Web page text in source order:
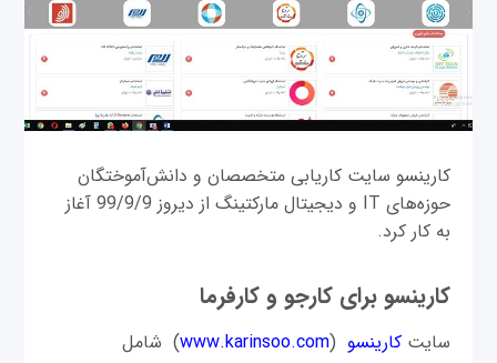
کارینسو سایت کاریابی متخصصان و دانش‌آموختگان
حوزه‌های IT و دیجیتال مارکتینگ از دیروز 99/9/9 آغاز
به کار کرد.
کارینسو برای کارجو و کارفرما
سایتکارینسو (
www.karinsoo.com) شامل